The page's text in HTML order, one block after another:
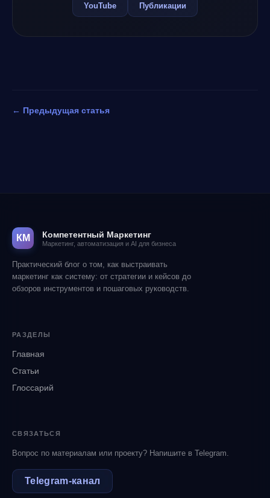
YouTube Публикации
← Предыдущая статья
КМ Компетентный Маркетинг
Маркетинг, автоматизация и AI для бизнеса
Практический блог о том, как выстраивать
маркетинг как систему: от стратегии и кейсов до
обзоров инструментов и пошаговых руководств.
РАЗДЕЛЫ
Главная
Статьи
Глоссарий
СВЯЗАТЬСЯ
Вопрос по материалам или проекту? Напишите в Telegram.
Telegram‑канал